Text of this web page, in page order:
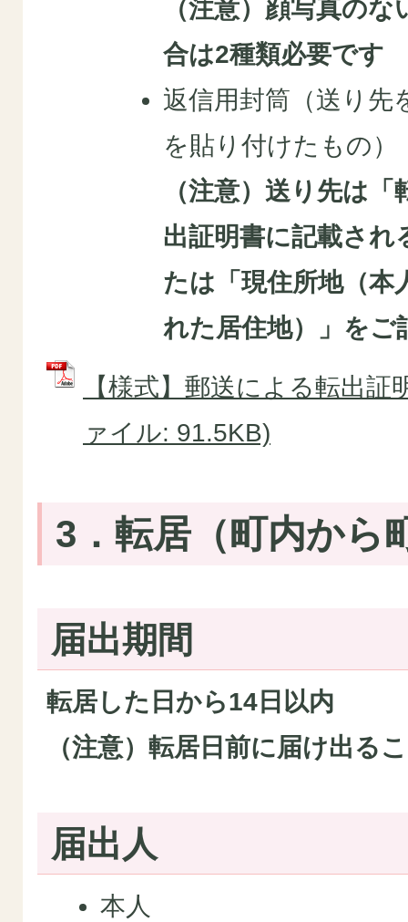
（注意）顔写真の
合は2種類必要です
返信用封筒（送り先
を貼り付けたもの）
（注意）送り先は
出証明書に記載され
たは「現住所地（本
れた居住地）」をご
【様式】郵送による転出証
ァイル: 91.5KB)
3．転居（町内から
届出期間
転居した日から14日以内
（注意）転居日前に届け出る
届出人
本人